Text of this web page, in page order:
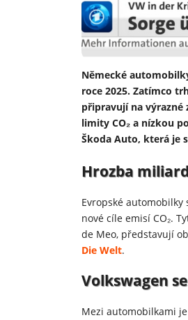
Německé
roce 2025. Zatímco
připravují na výrazné
limity CO₂ a nízkou
Škoda Auto, která je
Hrozba
Evropské
nové cíle emisí CO₂.
de Meo, představují
Die Welt.
Volkswagen
Mezi automobilkami